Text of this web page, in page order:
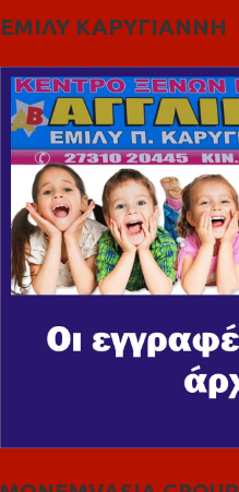
ΕΜΙΛΥ ΚΑΡΥΓΙΑΝΝΗ